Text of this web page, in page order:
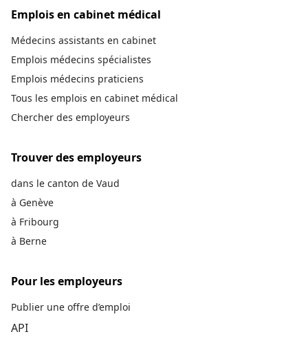
Emplois en cabinet médical
Médecins assistants en cabinet
Emplois médecins spécialistes
Emplois médecins praticiens
Tous les emplois en cabinet médical
Chercher des employeurs
Trouver des employeurs
dans le canton de Vaud
à Genève
à Fribourg
à Berne
Pour les employeurs
Publier une offre d’emploi
API